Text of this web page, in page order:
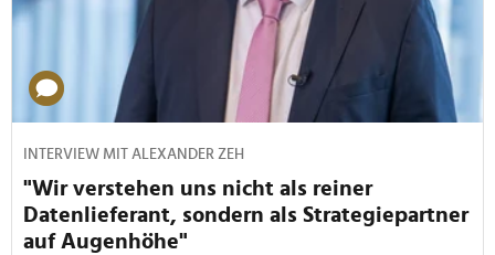
INTERVIEW MIT ALEXANDER ZEH
"Wir verstehen uns nicht als reiner
Datenlieferant, sondern als Strategiepartner
auf Augenhöhe"